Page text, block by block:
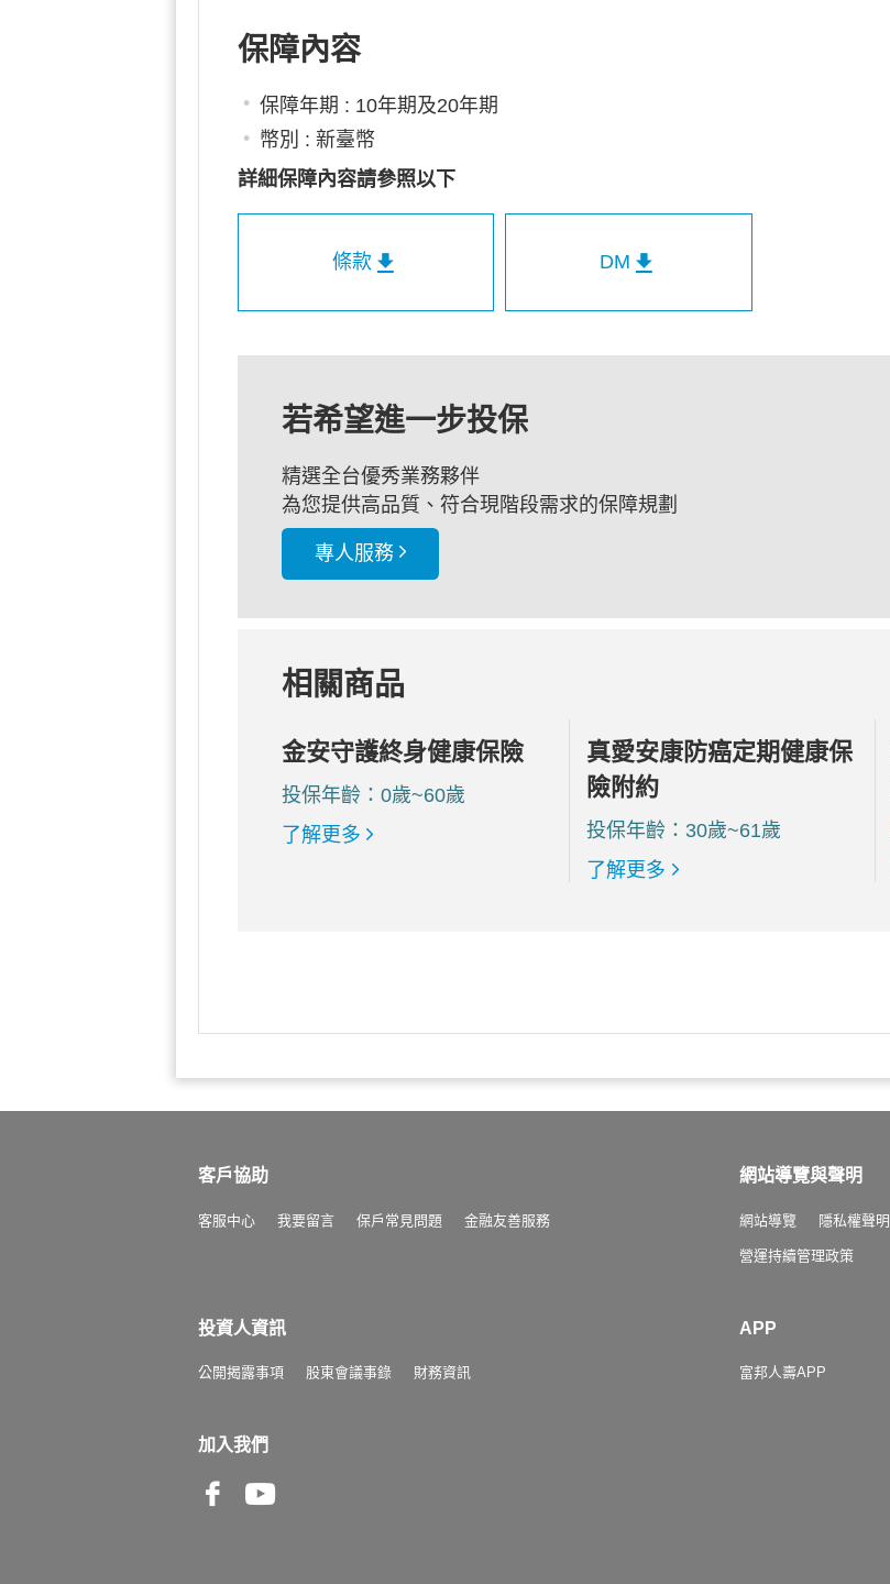
保障內容
保障年期 : 10年期及20年期
幣別 : 新臺幣
詳細保障內容請參照以下
條款 DM
若希望進一步投保
精選全台優秀業務夥伴
為您提供高品質、符合現階段需求的保障規劃
專人服務
相關商品
金安守護終身健康保險
投保年齡：0歲~60歲
了解更多
真愛安康防癌定期健康保
險附約
投保年齡：30歲~61歲
了解更多
客戶協助
客服中心 我要留言 保戶常見問題 金融友善服務
網站導覽與聲明
網站導覽 隱私權聲明
營運持續管理政策
投資人資訊
公開揭露事項 股東會議事錄 財務資訊
APP
富邦人壽APP
加入我們